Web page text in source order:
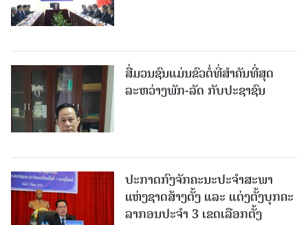
ສື່ມວນຊົນແມ່ນຂົວຕໍ່ທີ່ສໍາຄັນທີ່ສຸດ
ລະຫວ່າງພັກ-ລັດ ກັບປະຊາຊົນ
ປະກາດກົງຈັກຄະນະປະຈໍາສະພາ
ແຫ່ງຊາດສ້າງຕັ້ງ ແລະ ແຕ່ງຕັ້ງບຸກຄະ
ລາກອນປະຈໍາ 3 ເຂດເລືອກຕັ້ງ